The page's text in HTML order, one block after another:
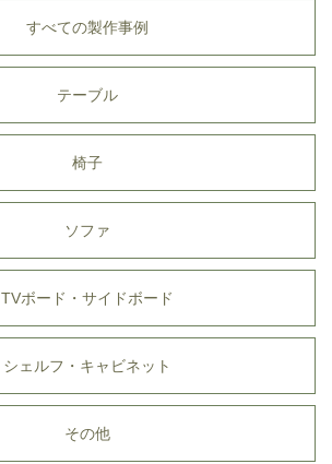
すべての製作事例
テーブル
椅子
ソファ
TVボード・サイドボード
シェルフ・キャビネット
その他